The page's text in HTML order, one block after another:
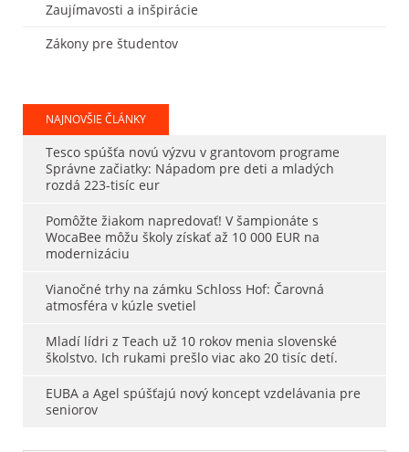
Zaujímavosti a inšpirácie
Zákony pre študentov
NAJNOVŠIE ČLÁNKY
Tesco spúšťa novú výzvu v grantovom programe
Správne začiatky: Nápadom pre deti a mladých
rozdá 223-tisíc eur
Pomôžte žiakom napredovať! V šampionáte s
WocaBee môžu školy získať až 10 000 EUR na
modernizáciu
Vianočné trhy na zámku Schloss Hof: Čarovná
atmosféra v kúzle svetiel
Mladí lídri z Teach už 10 rokov menia slovenské
školstvo. Ich rukami prešlo viac ako 20 tisíc detí.
EUBA a Agel spúšťajú nový koncept vzdelávania pre
seniorov